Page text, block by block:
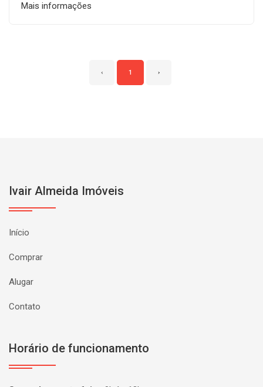
Mais informações
‹ 1 ›
Ivair Almeida Imóveis
Início
Comprar
Alugar
Contato
Horário de funcionamento